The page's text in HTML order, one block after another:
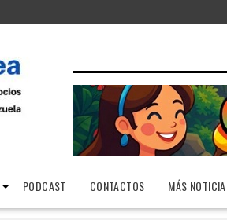
PODCAST CONTACTOS MÁS